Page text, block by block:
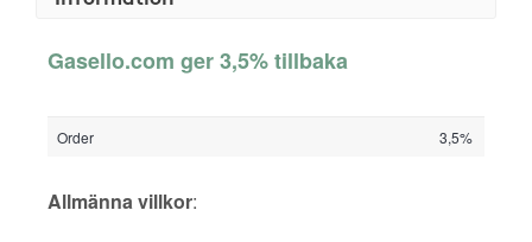
Gasello.com ger 3,5% tillbaka
Order 3,5%
Allmänna villkor: